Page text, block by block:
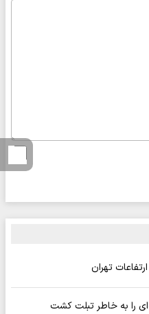
تهران
را به خاطر تبلت کشت